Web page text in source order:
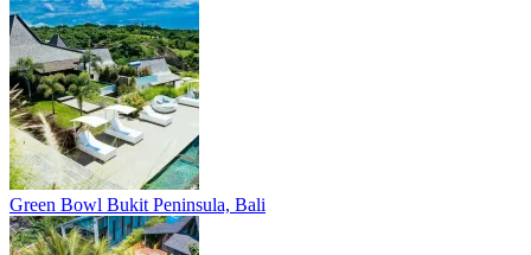
Green Bowl Bukit Peninsula, Bali